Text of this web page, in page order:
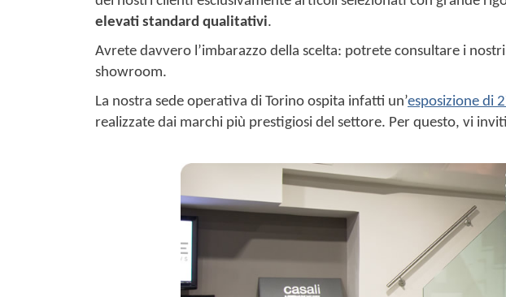
elevati standard qualitativi.
Avrete davvero l’imbarazzo della scelta: potrete consultare i
showroom.
La nostra sede operativa di Torino ospita infatti un’esposizione di
realizzate dai marchi più prestigiosi del settore. Per questo, vi